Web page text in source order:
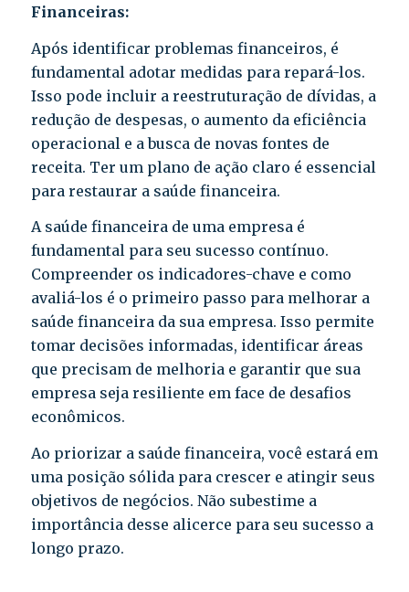
Financeiras:
Após identificar problemas financeiros, é
fundamental adotar medidas para repará-los.
Isso pode incluir a reestruturação de dívidas, a
redução de despesas, o aumento da eficiência
operacional e a busca de novas fontes de
receita. Ter um plano de ação claro é essencial
para restaurar a saúde financeira.
A saúde financeira de uma empresa é
fundamental para seu sucesso contínuo.
Compreender os indicadores-chave e como
avaliá-los é o primeiro passo para melhorar a
saúde financeira da sua empresa. Isso permite
tomar decisões informadas, identificar áreas
que precisam de melhoria e garantir que sua
empresa seja resiliente em face de desafios
econômicos.
Ao priorizar a saúde financeira, você estará em
uma posição sólida para crescer e atingir seus
objetivos de negócios. Não subestime a
importância desse alicerce para seu sucesso a
longo prazo.